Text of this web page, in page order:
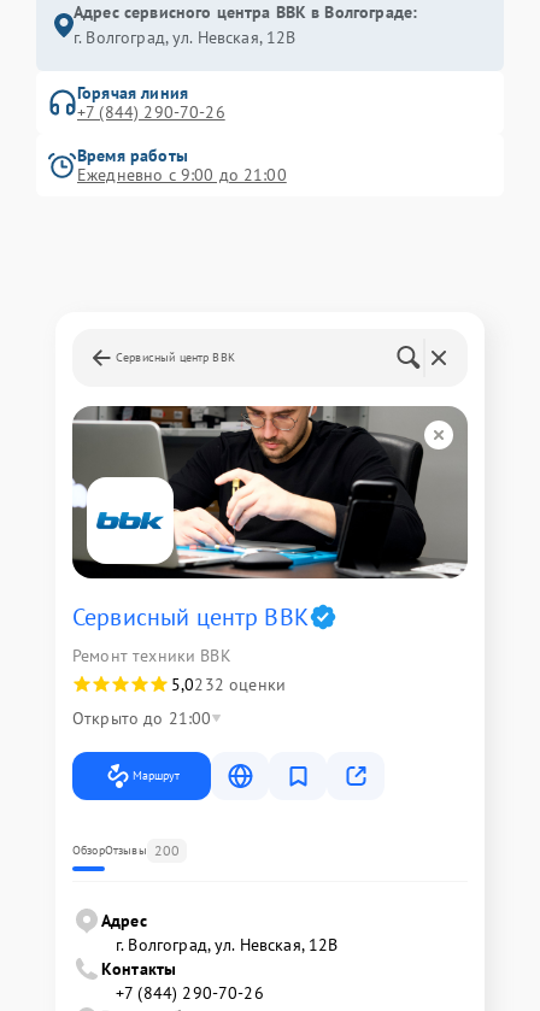
Адрес сервисного центра BBK в Волгограде:
г. Волгоград, ул. Невская, 12В
Горячая линия
+7 (844) 290-70-26
Время работы
Ежедневно с 9:00 до 21:00
Сервисный центр BBK
Сервисный центр BBK
Ремонт техники BBK
5,0232 оценки
Открыто до 21:00
Маршрут
ОбзорОтзывы 200
Адрес
г. Волгоград, ул. Невская, 12В
Контакты
+7 (844) 290-70-26